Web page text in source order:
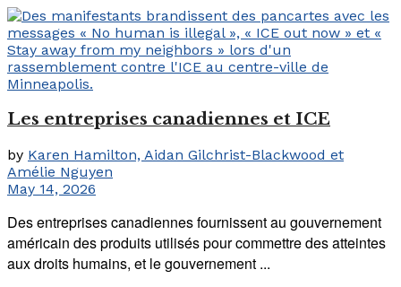
Les entreprises canadiennes et ICE
by Karen Hamilton, Aidan Gilchrist-Blackwood et
Amélie Nguyen
May 14, 2026
Des entreprises canadiennes fournissent au gouvernement
américain des produits utilisés pour commettre des atteintes
aux droits humains, et le gouvernement ...